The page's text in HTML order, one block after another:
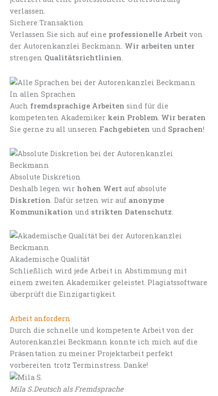
Sichere Transaktion
Verlassen Sie sich auf eine professionelle Arbeit von
der Autorenkanzlei Beckmann. Wir arbeiten unter
strengen Qualitätsrichtlinien.
In allen Sprachen
Auch fremdsprachige Arbeiten sind für die
kompetenten Akademiker kein Problem. Wir beraten
Sie gerne zu all unseren Fachgebieten und Sprachen!
Absolute Diskretion
Deshalb legen wir hohen Wert auf absolute
Diskretion . Dafür setzen wir auf anonyme
Kommunikation und strikten Datenschutz
Akademische Qualität
Schließlich wird jede Arbeit in Abstimmung mit
einem zweiten Akademiker geleistet. Plagiatssoftware
überprüft die Einzigartigkeit.
Arbeit anfordern
Durch die schnelle und kompetente Arbeit von der
Autorenkanzlei Beckmann konnte ich mich auf die
Präsentation zu meiner Projektarbeit perfekt
vorbereiten trotz Terminstress. Danke!
Mila S.Deutsch als Fremdsprache